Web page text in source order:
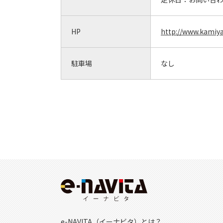
HP http://
駐車場 なし